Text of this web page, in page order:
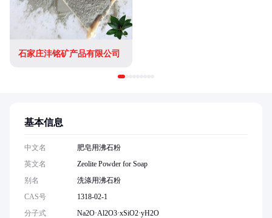
石家庄沣铭矿产品有限公司
基本信息
中文名
肥皂用沸石粉
英文名
Zeolite Powder for Soap
别名
洗涤用沸石粉
CAS号
1318-02-1
分子式
Na2O·Al2O3·xSiO2·yH2O